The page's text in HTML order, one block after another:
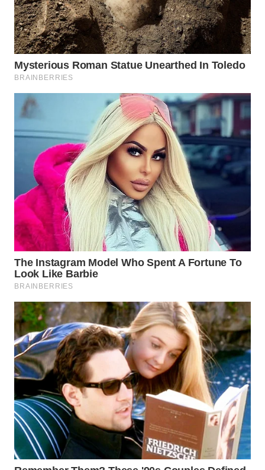
WN
MANDALIKA
WN
LIKUPANG
WN
LABUANBAJO
WN
BORNEO
Media
Group
WAHANA
NEWS
WAHANA
TANI
WAHANA
ADVOKAT
WAHANA
INFRASTRUKTUR
WAHANA
KONSUMEN
WAHANA
LISTRIK